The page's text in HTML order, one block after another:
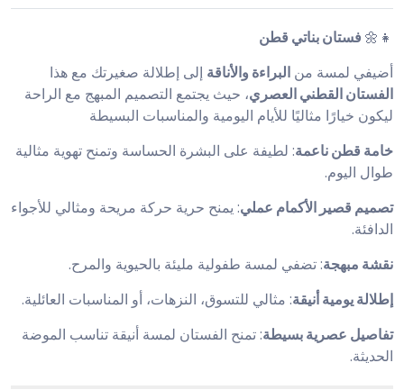
👧🌼 فستان بناتي قطن
أضيفي لمسة من البراءة والأناقة إلى إطلالة صغيرتك مع هذا
الفستان القطني العصري، حيث يجتمع التصميم المبهج مع الراحة
ليكون خيارًا مثاليًا للأيام اليومية والمناسبات البسيطة
خامة قطن ناعمة: لطيفة على البشرة الحساسة وتمنح تهوية مثالية
طوال اليوم.
تصميم قصير الأكمام عملي: يمنح حرية حركة مريحة ومثالي للأجواء
الدافئة.
نقشة مبهجة: تضفي لمسة طفولية مليئة بالحيوية والمرح.
إطلالة يومية أنيقة: مثالي للتسوق، النزهات، أو المناسبات العائلية.
تفاصيل عصرية بسيطة: تمنح الفستان لمسة أنيقة تناسب الموضة
الحديثة.